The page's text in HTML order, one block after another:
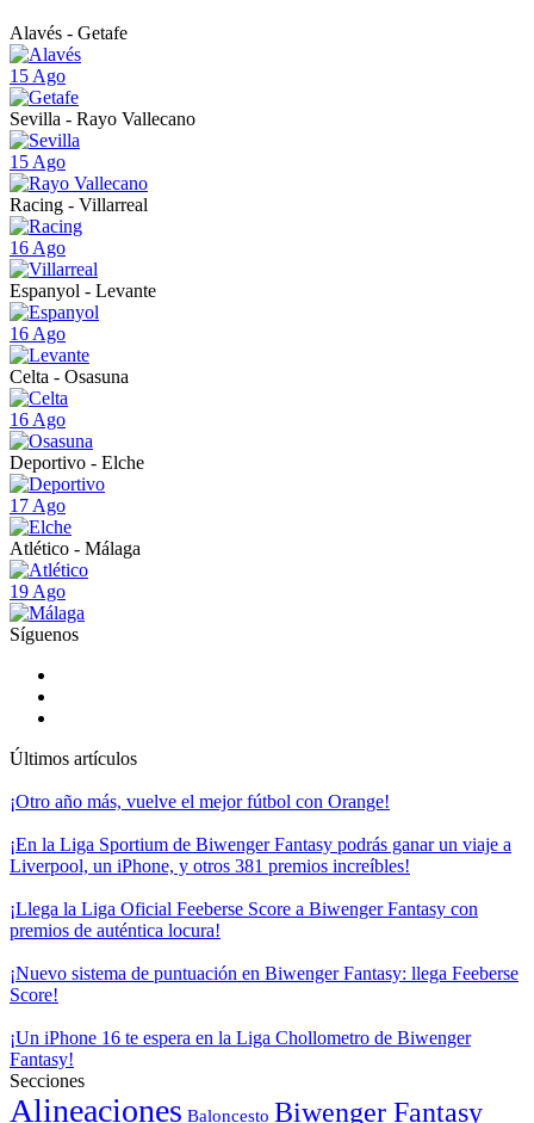
Alavés - Getafe
15 Ago
Sevilla - Rayo Vallecano
15 Ago
Racing - Villarreal
16 Ago
Espanyol - Levante
16 Ago
Celta - Osasuna
16 Ago
Deportivo - Elche
17 Ago
Atlético - Málaga
19 Ago
Síguenos
Últimos artículos
¡Otro año más, vuelve el mejor fútbol con Orange!
¡En la Liga Sportium de Biwenger Fantasy podrás ganar un viaje a
Liverpool, un iPhone, y otros 381 premios increíbles!
¡Llega la Liga Oficial Feeberse Score a Biwenger Fantasy con
premios de auténtica locura!
¡Nuevo sistema de puntuación en Biwenger Fantasy: llega Feeberse
Score!
¡Un iPhone 16 te espera en la Liga Chollometro de Biwenger
Fantasy!
Secciones
Alineaciones Baloncesto Biwenger Fantasy